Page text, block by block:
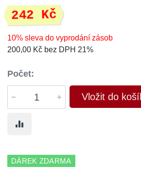
242 Kč
10% sleva do vyprodání zásob
200,00 Kč bez DPH 21%
Počet:
Vložit do
DÁREK ZDARMA